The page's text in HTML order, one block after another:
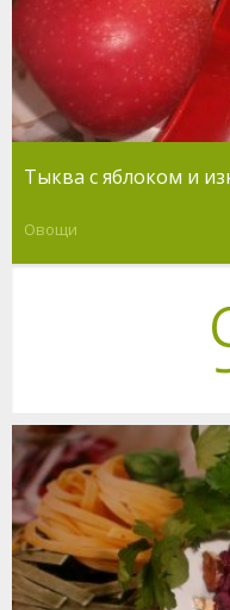
Тыква с яблоком и
Овощи